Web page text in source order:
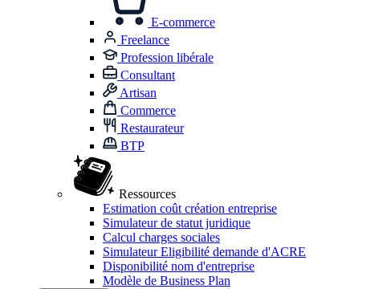
E-commerce
Freelance
Profession libérale
Consultant
Artisan
Commerce
Restaurateur
BTP
Ressources
Estimation coût création entreprise
Simulateur de statut juridique
Calcul charges sociales
Simulateur Eligibilité demande d'ACRE
Disponibilité nom d'entreprise
Modèle de Business Plan